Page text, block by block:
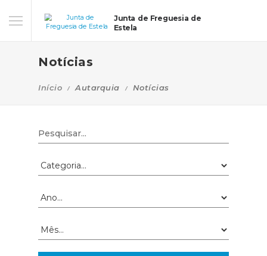
Junta de Freguesia de
Estela
Notícias
Início Autarquia Notícias